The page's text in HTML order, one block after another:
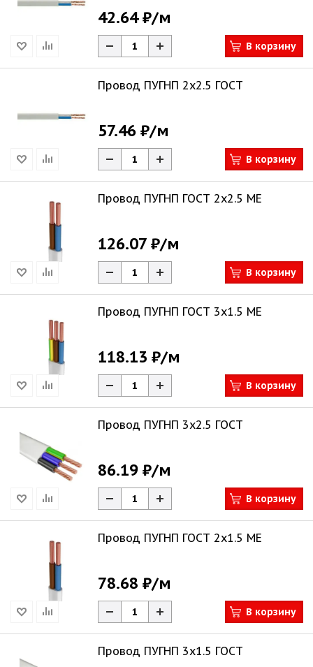
42.64 ₽/м
В корзину
Провод ПУГНП 2х2.5 ГОСТ
57.46 ₽/м
В корзину
Провод ПУГНП ГОСТ 2х2.5 ME
126.07 ₽/м
В корзину
Провод ПУГНП ГОСТ 3х1.5 ME
118.13 ₽/м
В корзину
Провод ПУГНП 3х2.5 ГОСТ
86.19 ₽/м
В корзину
Провод ПУГНП ГОСТ 2х1.5 ME
78.68 ₽/м
В корзину
Провод ПУГНП 3х1.5 ГОСТ